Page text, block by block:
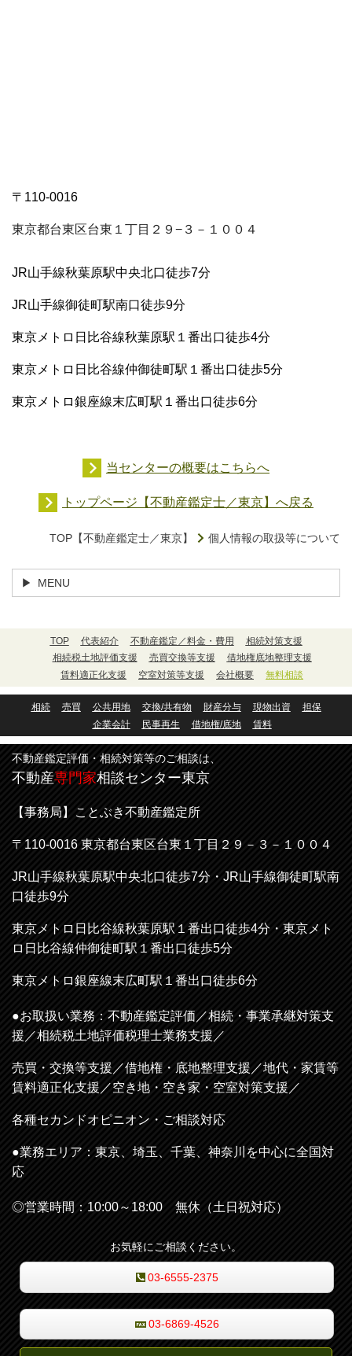
〒110-0016
東京都台東区台東１丁目２９−３－１００４
JR山手線秋葉原駅中央北口徒歩7分
JR山手線御徒町駅南口徒歩9分
東京メトロ日比谷線秋葉原駅１番出口徒歩4分
東京メトロ日比谷線仲御徒町駅１番出口徒歩5分
東京メトロ銀座線末広町駅１番出口徒歩6分
当センターの概要はこちらへ
トップページ【不動産鑑定士／東京】へ戻る
TOP【不動産鑑定士／東京】 個人情報の取扱等について
MENU
TOP 代表紹介 不動産鑑定／料金・費用
相続対策支援
相続税土地評価支援
売買交換等支援
借地権底地整理支援
賃料適正化支援
空室対策等支援 会社概要 無料相談
相続 売買 公共用地 交換/共有物 財産分与 現物出資
担保
企業会計
民事再生 借地権/底地 賃料
不動産鑑定評価・相続対策等のご相談は、
不動産専門家相談センター東京
【事務局】ことぶき不動産鑑定所
〒110-0016 東京都台東区台東１丁目２９－３－１００４
JR山手線秋葉原駅中央北口徒歩7分・ JR山手線御徒町駅南
口徒歩9分
東京メトロ日比谷線秋葉原駅１番出口徒歩4分・ 東京メト
ロ日比谷線仲御徒町駅１番出口徒歩5分
東京メトロ銀座線末広町駅１番出口徒歩6分
●お取扱い業務：不動産鑑定評価／相続・事業承継対策支
援／相続税土地評価税理士業務支援／
売買・交換等支援／借地権・底地整理支援／地代・家賃等
賃料適正化支援／空き地・空き家・空室対策支援／
各種セカンドオピニオン・ご相談対応
●業務エリア： 東京、埼玉、千葉、神奈川を中心に全国対
応
◎営業時間：10:00～18:00 無休（土日祝対応）
お気軽にご相談ください。
03-6555-2375
03-6869-4526